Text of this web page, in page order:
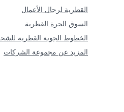
القطرية لرجال الأعمال
السوق الحرة القطرية
الخطوط الجوية القطرية
المزيد عن مجموعة الشركات